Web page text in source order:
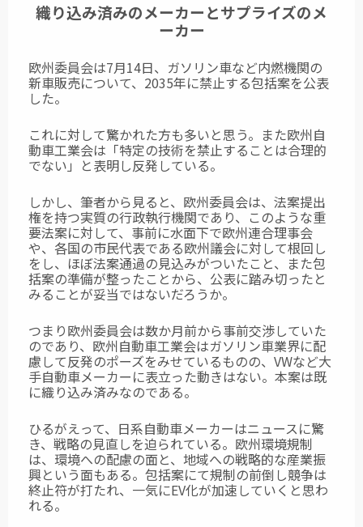
織り込み済みのメーカーとサプライズのメ
ーカー
欧州委員会は7月14日、ガソリン車など内燃機関の
新車販売について、2035年に禁止する包括案を公表
した。
これに対して驚かれた方も多いと思う。また欧州自
動車工業会は「特定の技術を禁止することは合理的
でない」と表明し反発している。
しかし、筆者から見ると、欧州委員会は、法案提出
権を持つ実質の行政執行機関であり、このような重
要法案に対して、事前に水面下で欧州連合理事会
や、各国の市民代表である欧州議会に対して根回し
をし、ほぼ法案通過の見込みがついたこと、また包
括案の準備が整ったことから、公表に踏み切ったと
みることが妥当ではないだろうか。
つまり欧州委員会は数か月前から事前交渉していた
のであり、欧州自動車工業会はガソリン車業界に配
慮して反発のポーズをみせているものの、VWなど大
手自動車メーカーに表立った動きはない。本案は既
に織り込み済みなのである。
ひるがえって、日系自動車メーカーはニュースに驚
き、戦略の見直しを迫られている。欧州環境規制
は、環境への配慮の面と、地域への戦略的な産業振
興という面もある。包括案にて規制の前倒し競争は
終止符が打たれ、一気にEV化が加速していくと思わ
れる。